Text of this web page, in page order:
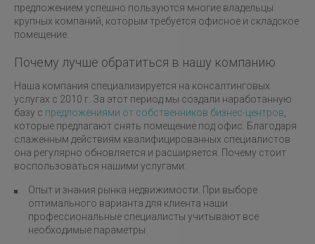
предложением успешно пользуются многие владельцы
крупных компаний, которым требуется офисное и складское
помещение.
Почему лучше обратиться в нашу компанию
Наша компания специализируется на консалтинговых
услугах с 2010 г. За этот период мы создали наработанную
базу с предложениями от собственников бизнес-центров
которые предлагают снять помещение под офис. Благодаря
слаженным действиям квалифицированных специалистов
она регулярно обновляется и расширяется. Почему стоит
воспользоваться нашими услугами:
Опыт и знания рынка недвижимости. При выборе
оптимального варианта для клиента наши
профессиональные специалисты учитывают все
необходимые параметры.